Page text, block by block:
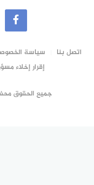
اتصل بنا سياسة
إقرار إخلاء
جميع الحقوق